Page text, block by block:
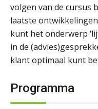
volgen van de cursus
laatste
kunt het onderwerp
in de
klant optimaal kunt
Programma